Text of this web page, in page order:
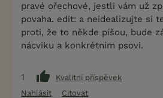
pravé ořechové, jestli vám už
povaha. edit: a neidealizujte si
proti, že to někde píšou, bude
nácviku a konkrétním psovi.
1
Kvalitní příspěvek
Nahlásit
Citovat